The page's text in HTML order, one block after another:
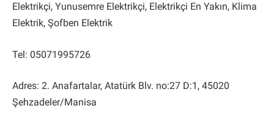
Elektrikçi, Yunusemre Elektrikçi, Elektrikçi En Yakın, Klima
Elektrik, Şofben Elektrik
Tel: 05071995726
Adres: 2. Anafartalar, Atatürk Blv. no:27 D:1, 45020
Şehzadeler/Manisa